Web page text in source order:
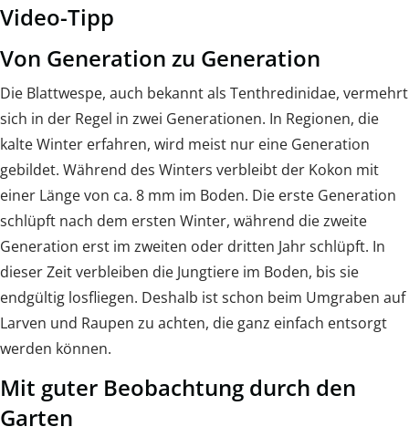
Video-Tipp
Von Generation zu Generation
Die Blattwespe, auch bekannt als ­Tenthredinidae, vermehrt
sich in der Regel in zwei Generationen. In Regionen, die
kalte Winter erfahren, wird meist nur eine Generation
gebildet. Während des Winters verbleibt der Kokon mit
einer Länge von ca. 8 mm im Boden. Die erste Generation
schlüpft nach dem ersten Winter, während die zweite
Generation erst im zweiten oder dritten Jahr schlüpft. In
dieser Zeit verbleiben die Jungtiere im Boden, bis sie
endgültig losfliegen. Deshalb ist schon beim Umgraben auf
Larven und Raupen zu achten, die ganz einfach entsorgt
werden können.
Mit guter Beobachtung durch den
Garten